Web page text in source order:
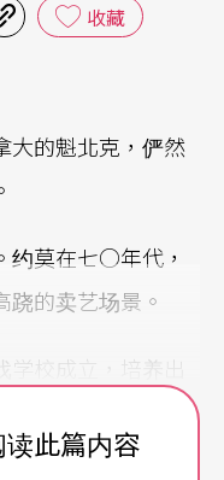
收藏
大的魁北克，俨然
约莫在七○年代，
的卖艺场景。
校成立，培养出
，新马戏开始成
此篇内容